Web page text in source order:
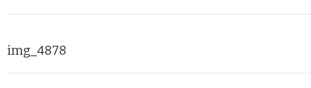
img_4878